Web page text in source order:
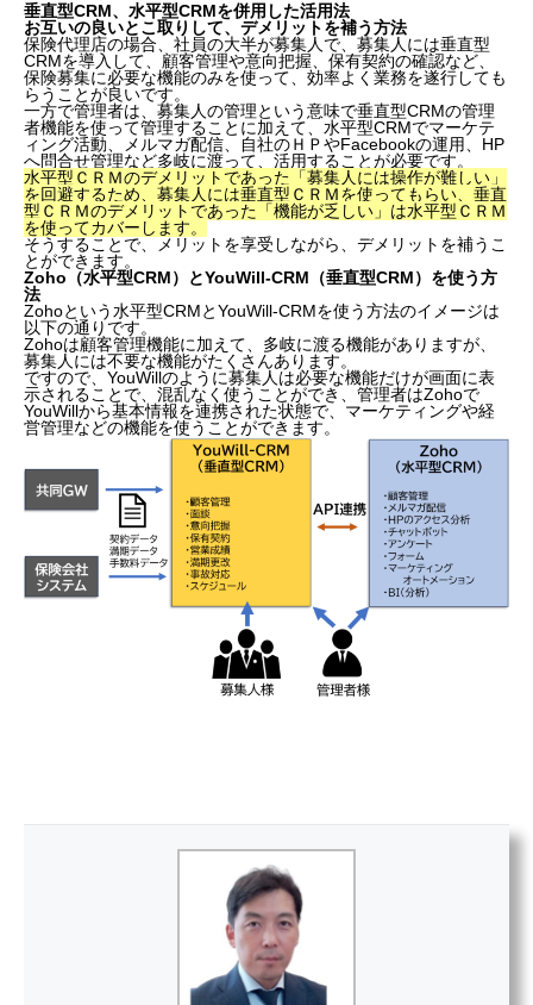
垂直型CRM、水平型CRMを併用した活用法
お互いの良いとこ取りして、デメリットを補う方法
保険代理店の場合、社員の大半が募集人で、 募集人には垂直型
CRMを導入して、顧客管理や意向把握、保有契約の確認など、
保険募集に必要な機能のみを使って、効率よく業務を遂行しても
らう ことが良いです。
一方で管理者は、募集人の管理という意味で垂直型CRMの管理
者機能を使って管理することに加えて、 水平型CRMでマーケテ
ィング活動、メルマガ配信、自社のＨＰやFacebookの運用、HP
へ問合せ管理など多岐に渡って、活用することが必要です。
水平型ＣＲＭのデメリットであった「募集人には操作が難しい」
を回避するため、募集人には垂直型ＣＲＭを使ってもらい、垂直
型ＣＲＭのデメリットであった「機能が乏しい」は水平型ＣＲＭ
を使ってカバーします。
そうすることで、メリットを享受しながら、デメリットを補うこ
とができます。
Zoho（水平型CRM）とYouWill-CRM（垂直型CRM）を使う方
法
Zohoという水平型CRMとYouWill-CRMを使う方法のイメージは
以下の通りです。
Zohoは顧客管理機能に加えて、多岐に渡る機能がありますが、
募集人には不要な機能がたくさんあります。
ですので、YouWillのように募集人は必要な機能だけが画面に表
示されることで、混乱なく使うことができ、管理者はZohoで
YouWillから基本情報を連携された状態で、マーケティングや経
営管理などの機能を使うことができます。